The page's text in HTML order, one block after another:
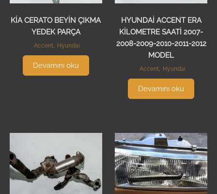
KİA CERATO BEYİN ÇIKMA
YEDEK PARÇA
Accent, Hyundai
Devamını oku
HYUNDAİ ACCENT ERA
KİLOMETRE SAATİ 2007-
2008-2009-2010-2011-2012
MODEL
Accent, Hyundai
Devamını oku